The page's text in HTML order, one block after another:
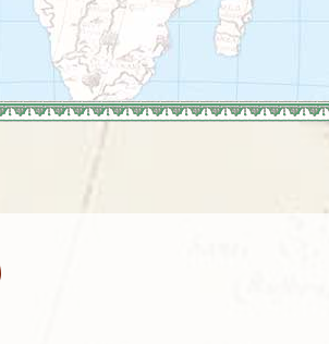
Suriname
Bulgarije
Engeland
Estland
Finland
Frankrijk
Nieuwe reizen
Rondreis China & Tibet, 42
dagen
Rondreis Sulawesi &
Molukken, 22 dagen
Laos